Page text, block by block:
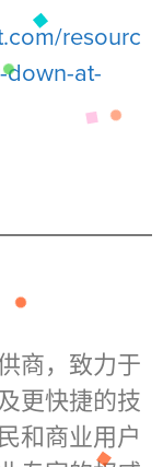
resourc
down-at-
商，致力于
更快捷的技
和商业用户